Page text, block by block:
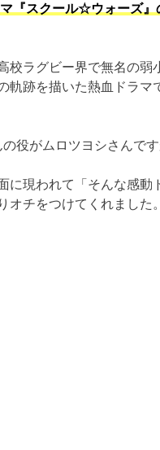
『スクール☆ウォーズ
校ラグビー界で無名の
軌跡を描いた熱血ドラ
の役がムロツヨシさんで
に現われて「そんな感
チをつけてくれました。